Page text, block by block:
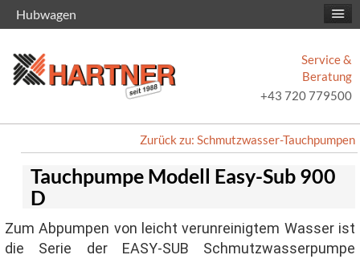
Service &
Beratung
+43 720 779500
Zurück zu: Schmutzwasser-Tauchpumpen
Tauchpumpe Modell Easy-Sub 900
D
Zum Abpumpen von leicht verunreinigtem Wasser ist
die Serie der EASY-SUB Schmutzwasserpumpe
Hubwagen